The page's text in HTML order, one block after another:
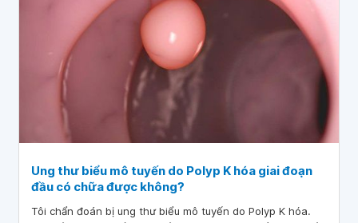
Ung thư biểu mô tuyến do Polyp K hóa giai đoạn
đầu có chữa được không?
Tôi chẩn đoán bị ung thư biểu mô tuyến do Polyp K hóa.